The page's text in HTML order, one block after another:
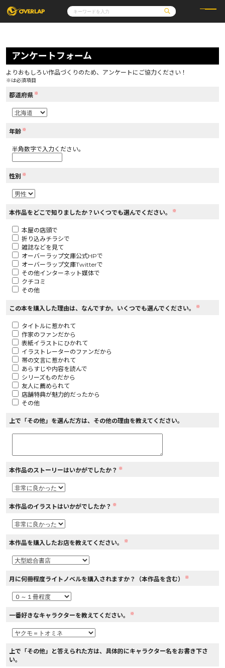
コミック
コミックガルド
コミッククリエ
LiQulle
ラブパルフェ
ライトノベル
ロサージュノベルス
その他
コミックエッセイ
通販・NEWS
OVERLAP STORE
アクセス
オーバーラップホールディングス
コミックパルフェ
閉じる
アンケートフォーム
よりおもしろい作品づくりのため、アンケートにご協力ください！
※は必須項目
都道府県 ※
年齢 ※
半角数字で入力ください。
性別 ※
本作品をどこで知りましたか？いくつでも選んでください。 ※
本屋の店頭で
折り込みチラシで
雑誌などを見て
オーバーラップ文庫公式HPで
オーバーラップ文庫Twitterで
その他インターネット媒体で
クチコミ
その他
この本を購入した理由は、なんですか。いくつでも選んでください。 ※
タイトルに惹かれて
作家のファンだから
表紙イラストにひかれて
イラストレーターのファンだから
帯の文言に惹かれて
あらすじや内容を読んで
シリーズものだから
友人に薦められて
店舗特典が魅力的だったから
その他
上で「その他」を選んだ方は、その他の理由を教えてください。
本作品のストーリーはいかがでしたか？ ※
本作品のイラストはいかがでしたか？ ※
本作品を購入したお店を教えてください。 ※
月に何冊程度ライトノベルを購入されますか？（本作品を含む） ※
一番好きなキャラクターを教えてください。 ※
上で「その他」と答えられた方は、具体的にキャラクター名をお書き下さ
い。